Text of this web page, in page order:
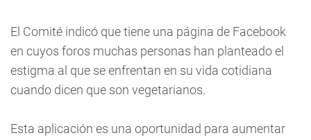
El Comité indicó que tiene una página de Facebook
en cuyos foros muchas personas han planteado el
estigma al que se enfrentan en su vida cotidiana
cuando dicen que son vegetarianos.
Esta aplicación es una oportunidad para aumentar